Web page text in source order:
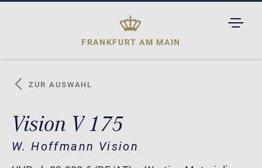
FRANKFURT AM MAIN
ZUR AUSWAHL
Vision V 175
W. Hoffmann Vision